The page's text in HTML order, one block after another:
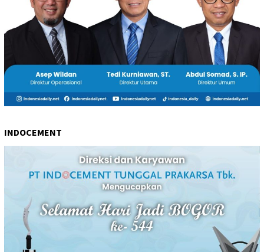
INDOCEMENT